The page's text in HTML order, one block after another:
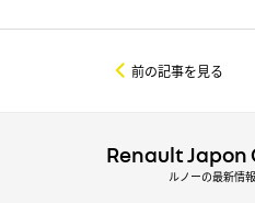
前の記事を見る
Renault Japon
ルノーの最新情